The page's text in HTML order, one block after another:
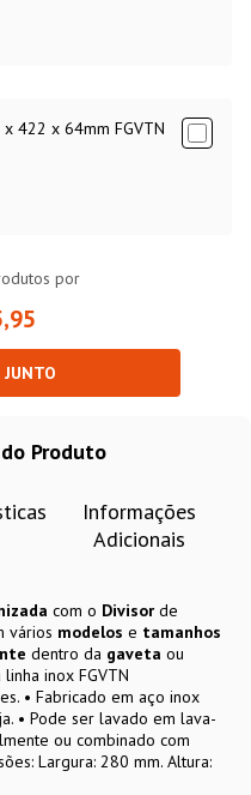
422 x 64mm FGVTN
por
JUNTO
Produto
Informações
Adicionais
com o Divisor de
vários modelos e tamanhos
dentro da gaveta ou
linha inox FGVTN
• Fabricado em aço inox
• Pode ser lavado em lava-
ou combinado com
Largura: 280 mm. Altura: